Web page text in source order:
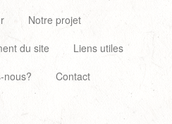
Notre projet
du site
Liens utiles
nous?
Contact